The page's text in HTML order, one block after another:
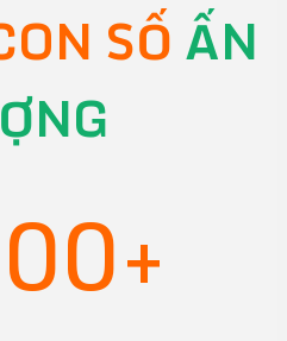
VND.là:
20,690,000 VND.
SỐ ẤN